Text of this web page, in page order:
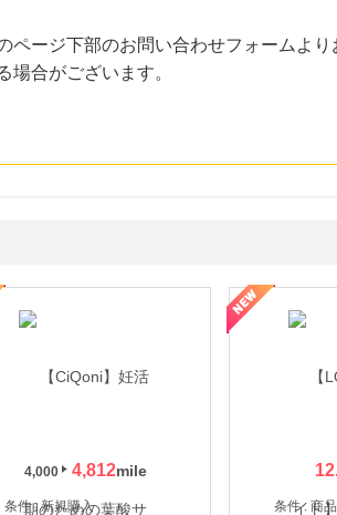
ージ下部のお問い合わせフォームよ
場合がございます。
4,000 4,812
条件 : 新規購入
条件 : 商
と高価買取を実現！ブランド品・貴金属の無